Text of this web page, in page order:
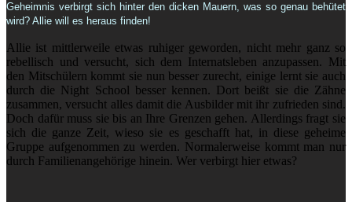
Geheimnis verbirgt sich hinter den dicken Mauern, was so genau behütet
wird? Allie will es heraus finden!
Allie ist mittlerweile etwas ruhiger geworden, nicht mehr ganz so
rebellisch und versucht, sich dem Internatsleben anzupassen. Mit
den Mitschülern kommt sie nun besser zurecht, einige lernt sie auch
durch die Night School besser kennen. Dort beißt sie die Zähne
zusammen, versucht alles damit die Ausbilder mit ihr zufrieden sind.
Doch dafür muss sie bis an Ihre Grenzen gehen. Allerdings fragt sie
sich die ganze Zeit, wieso sie es geschafft hat, in diese geheime
Gruppe aufgenommen zu werden. Normalerweise kommt man nur
durch Familienangehörige hinein. Wer verbirgt hier etwas?